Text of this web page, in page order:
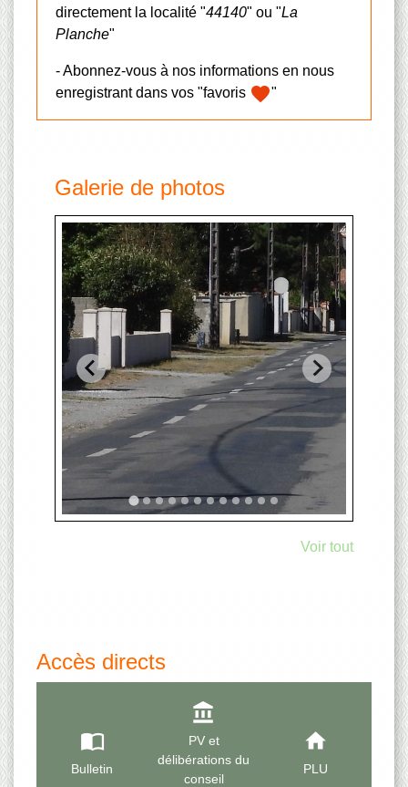
directement la localité "44140" ou "La
Planche"
- Abonnez-vous à nos informations en nous
enregistrant dans vos "favoris favorite"
Galerie de photos
Voir tout
Accès directs
import_contacts
Bulletin
account_balance
PV et
délibérations du
conseil
home
PLU